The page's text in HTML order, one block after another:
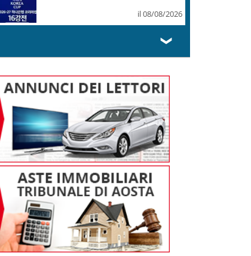
il 08/08/2026
❯